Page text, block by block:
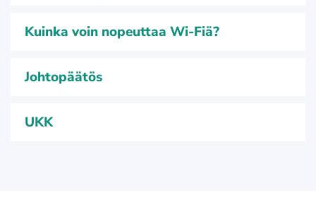
Kuinka voin nopeuttaa Wi-Fiä?
Johtopäätös
UKK